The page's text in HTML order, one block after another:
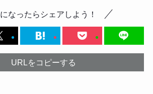
なったらシェアしよう！
URLをコピーする